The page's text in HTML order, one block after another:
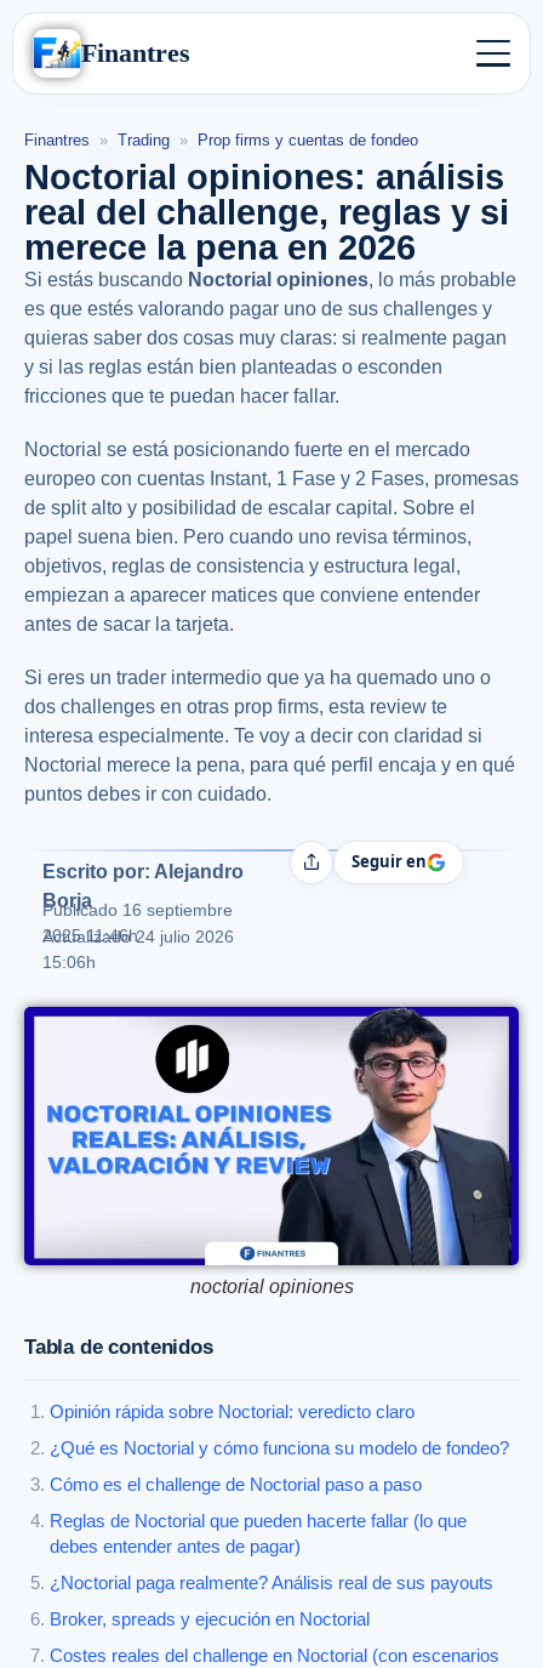
Finantres
Finantres » Trading » Prop firms y cuentas de fondeo
Noctorial opiniones: análisis
real del challenge, reglas y si
merece la pena en 2026
Si estás buscando Noctorial opiniones, lo más probable
es que estés valorando pagar uno de sus challenges y
quieras saber dos cosas muy claras: si realmente pagan
y si las reglas están bien planteadas o esconden
fricciones que te puedan hacer fallar.
Noctorial se está posicionando fuerte en el mercado
europeo con cuentas Instant, 1 Fase y 2 Fases, promesas
de split alto y posibilidad de escalar capital. Sobre el
papel suena bien. Pero cuando uno revisa términos,
objetivos, reglas de consistencia y estructura legal,
empiezan a aparecer matices que conviene entender
antes de sacar la tarjeta.
Si eres un trader intermedio que ya ha quemado uno o
dos challenges en otras prop firms, esta review te
interesa especialmente. Te voy a decir con claridad si
Noctorial merece la pena, para qué perfil encaja y en qué
puntos debes ir con cuidado.
Escrito por: Alejandro
Borja
Publicado 16 septiembre
2025 11:46h
Actualizado 24 julio 2026
15:06h
CompartirSeguir en
noctorial opiniones
Tabla de contenidos
Opinión rápida sobre Noctorial: veredicto claro
¿Qué es Noctorial y cómo funciona su modelo de fondeo?
Cómo es el challenge de Noctorial paso a paso
Reglas de Noctorial que pueden hacerte fallar (lo que
debes entender antes de pagar)
¿Noctorial paga realmente? Análisis real de sus payouts
Broker, spreads y ejecución en Noctorial
Costes reales del challenge en Noctorial (con escenarios